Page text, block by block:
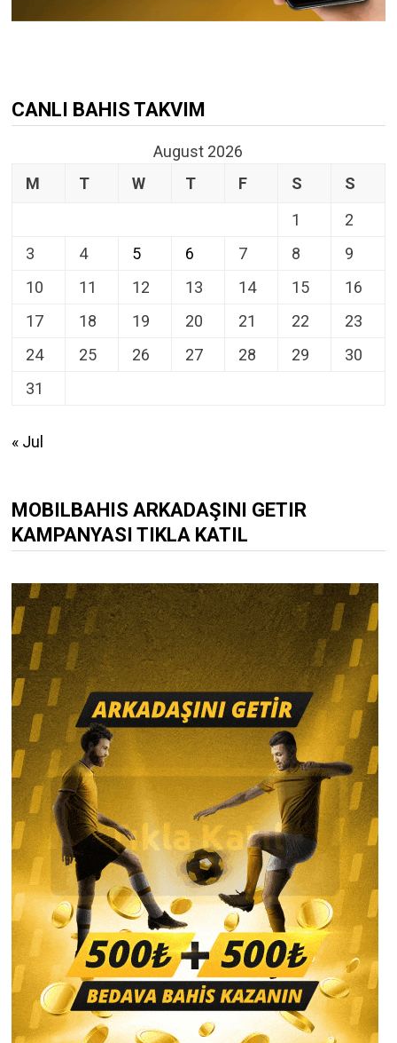
CANLI BAHIS TAKVIM
August 2026
M
T W T F S
S
1
2
3
4 5 6 7 8
9
10
11 12 13 14 15
16
17
18 19 20 21 22
23
24
25 26 27 28 29
30
31
« Jul
MOBILBAHIS ARKADAŞINI GETIR
KAMPANYASI TIKLA KATIL